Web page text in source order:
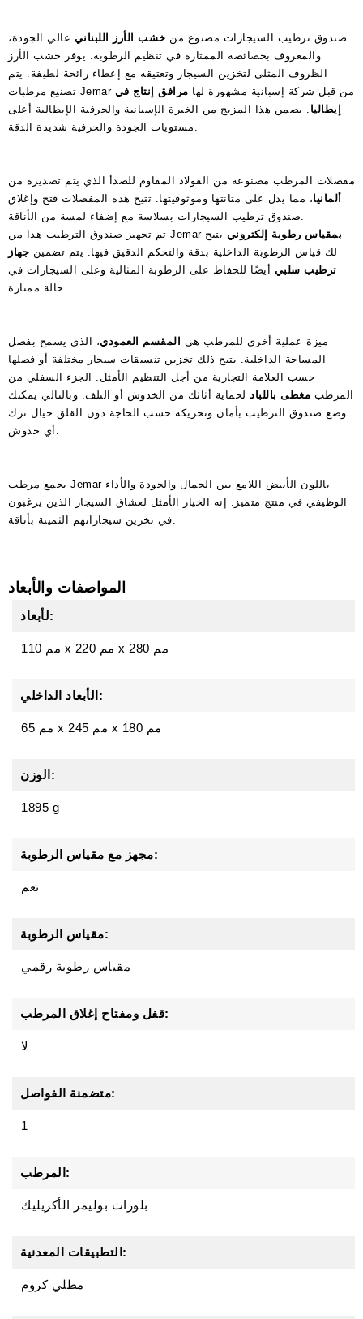
صندوق ترطيب السيجارات مصنوع من خشب الأرز اللبناني عالي الجودة،
والمعروف بخصائصه الممتازة في تنظيم الرطوبة. يوفر خشب الأرز
الظروف المثلى لتخزين السيجار وتعتيقه مع إعطاء رائحة لطيفة. يتم
تصنيع مرطبات Jemar من قبل شركة إسبانية مشهورة لها مرافق إنتاج في
إيطاليا . يضمن هذا المزيج من الخبرة الإسبانية والحرفية الإيطالية أعلى
مستويات الجودة والحرفية شديدة الدقة.
مفصلات المرطب مصنوعة من الفولاذ المقاوم للصدأ الذي يتم تصديره من
ألمانيا، مما يدل على متانتها وموثوقيتها. تتيح هذه المفصلات فتح وإغلاق
صندوق ترطيب السيجارات بسلاسة مع إضفاء لمسة من الأناقة.
تم تجهيز صندوق الترطيب هذا من Jemar
بمقياس رطوبة إلكتروني يتيح
لك قياس الرطوبة الداخلية بدقة والتحكم الدقيق فيها. يتم تضمين جهاز
ترطيب سلبي أيضًا للحفاظ على الرطوبة المثالية وعلى السيجارات في
حالة ممتازة.
ميزة عملية أخرى للمرطب هي المقسم العمودي، الذي يسمح بفصل
المساحة الداخلية. يتيح ذلك تخزين تنسيقات سيجار مختلفة أو فصلها
حسب العلامة التجارية من أجل التنظيم الأمثل. الجزء السفلي من
المرطب مغطى باللباد لحماية أثاثك من الخدوش أو التلف. وبالتالي يمكنك
وضع صندوق الترطيب بأمان وتحريكه حسب الحاجة دون القلق حيال ترك
أي خدوش.
يجمع مرطب Jemar باللون الأبيض اللامع بين الجمال والجودة والأداء
الوظيفي في منتج متميز. إنه الخيار الأمثل لعشاق السيجار الذين يرغبون
في تخزين سيجاراتهم الثمينة بأناقة.
المواصفات والأبعاد
لأبعاد:
110 مم x 220 مم x 280 مم
الأبعاد الداخلي:
65 مم x 245 مم x 180 مم
الوزن:
1895 g
مجهز مع مقياس الرطوبة:
نعم
مقياس الرطوبة:
مقياس رطوبة رقمي
قفل ومفتاح إغلاق المرطب:
لا
متضمنة الفواصل:
1
المرطب:
بلورات بوليمر الأكريليك
التطبيقات المعدنية:
مطلي كروم